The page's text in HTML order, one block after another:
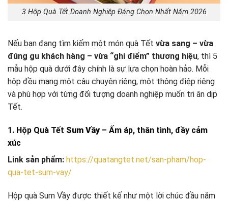
3 Hộp Quà Tết Doanh Nghiệp Đáng Chọn Nhất Năm 2026
Nếu bạn đang tìm kiếm một món quà Tết vừa sang – vừa
đúng gu khách hàng – vừa “ghi điểm” thương hiệu, thì 5
mẫu hộp quà dưới đây chính là sự lựa chọn hoàn hảo. Mỗi
hộp đều mang một câu chuyện riêng, một thông điệp riêng
và phù hợp với từng đối tượng doanh nghiệp muốn tri ân dịp
Tết.
1. Hộp Quà Tết Sum Vầy– Ấm áp, thân tình, đầy cảm
xúc
Link sản phẩm: https://quatangtet.net/san-pham/hop-
qua-tet-sum-vay/
Hộp quà Sum Vầy được thiết kế như một lời chúc đầu năm